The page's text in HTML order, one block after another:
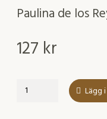
Paulina de los
127 kr
Att
Lägg